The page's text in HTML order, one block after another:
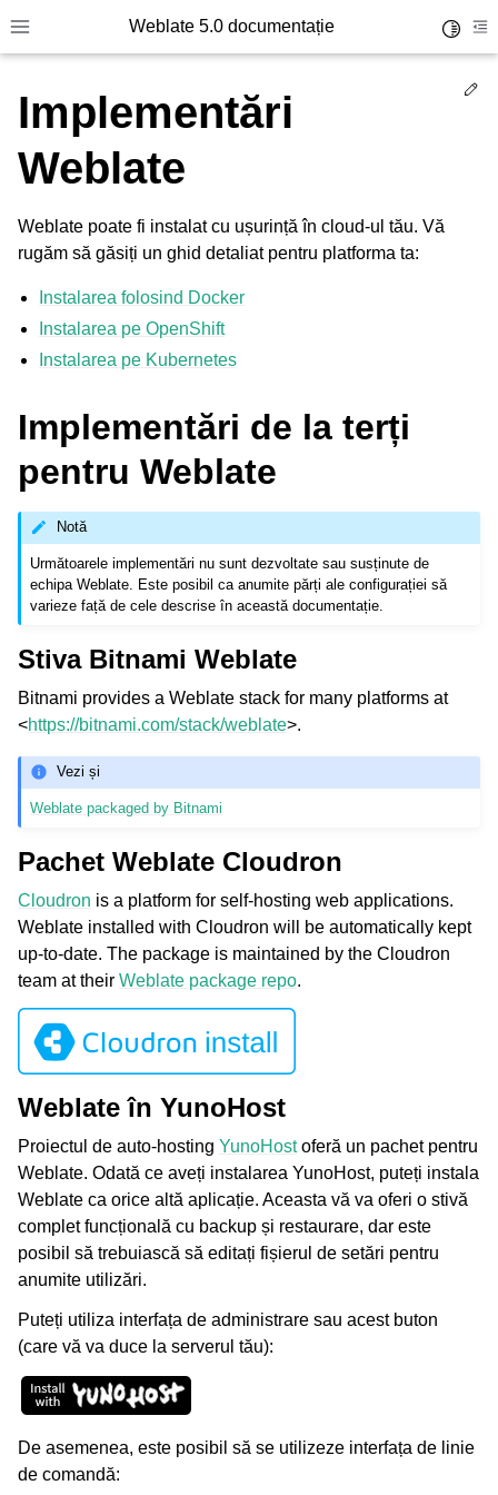
Toggle site navigation sidebar
Weblate 5.0 documentație
navigation of Formate de fișiere acceptate
navigation of Instrucțiuni de configurare
Implementări
Weblate
Weblate poate fi instalat cu ușurință în cloud-ul tău. Vă
rugăm să găsiți un ghid detaliat pentru platforma ta:
Instalarea folosind Docker
Instalarea pe OpenShift
Instalarea pe Kubernetes
Implementări de la terți
pentru Weblate
Notă
Următoarele implementări nu sunt dezvoltate sau susținute de
echipa Weblate. Este posibil ca anumite părți ale configurației să
varieze față de cele descrise în această documentație.
Stiva Bitnami Weblate
Bitnami provides a Weblate stack for many platforms at
<https://bitnami.com/stack/weblate>.
Vezi și
Weblate packaged by Bitnami
Pachet Weblate Cloudron
Cloudron is a platform for self-hosting web applications.
Weblate installed with Cloudron will be automatically kept
up-to-date. The package is maintained by the Cloudron
team at their Weblate package repo.
Weblate în YunoHost
Proiectul de auto-hosting YunoHostoferă un pachet pentru
Weblate. Odată ce aveți instalarea YunoHost, puteți instala
Weblate ca orice altă aplicație. Aceasta vă va oferi o stivă
complet funcțională cu backup și restaurare, dar este
posibil să trebuiască să editați fișierul de setări pentru
anumite utilizări.
Puteți utiliza interfața de administrare sau acest buton
(care vă va duce la serverul tău):
De asemenea, este posibil să se utilizeze interfața de linie
de comandă: